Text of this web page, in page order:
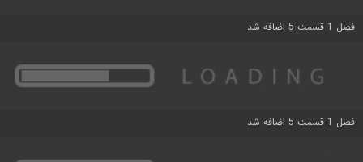
فصل 1 قسمت 5 اضافه شد
فصل 1 قسمت 5 اضافه شد